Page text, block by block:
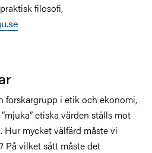
filosofi,
forskargrupp i etik och ekonomi,
etiska värden ställs mot
Hur mycket välfärd måste vi
På vilket sätt måste det